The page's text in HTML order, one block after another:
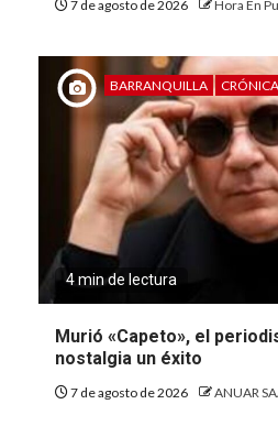
7 de agosto de 2026 Hora En
BARRANQUILLA
4 min de lectura
Murió «Capeto», el
nostalgia un éxito
7 de agosto de 2026 ANUAR